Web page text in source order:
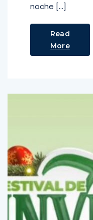
noche […]
Read
More